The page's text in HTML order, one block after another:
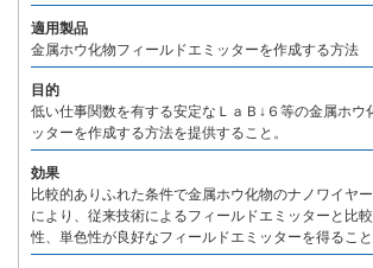
適用製品
金属ホウ化物フィールドエミッターを作成する方法
目的
低い仕事関数を有する安定なＬａＢ↓６等の金属ホウ
ッターを作成する方法を提供すること。
効果
比較的ありふれた条件で金属ホウ化物のナノワイヤ
により、従来技術によるフィールドエミッターと比
性、単色性が良好なフィールドエミッターを得ること